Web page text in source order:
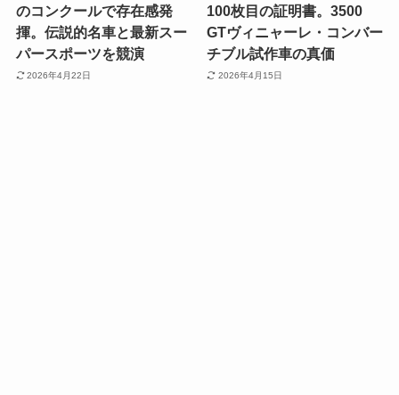
のコンクールで存在感発
揮。伝説的名車と最新スー
パースポーツを競演
2026年4月22日
100枚目の証明書。3500
GTヴィニャーレ・コンバー
チブル試作車の真価
2026年4月15日